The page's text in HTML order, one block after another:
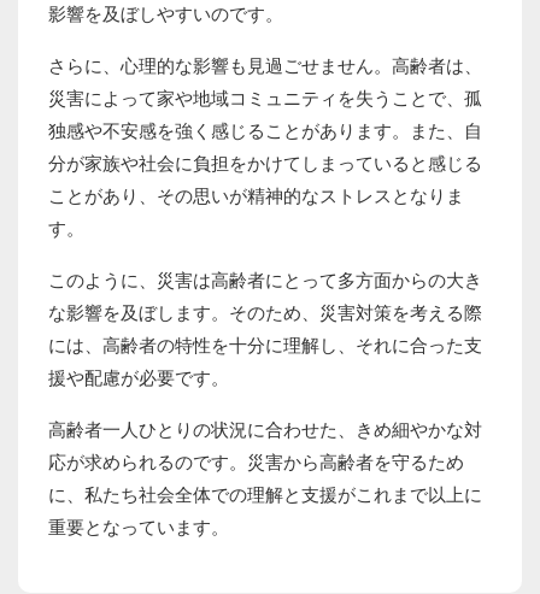
影響を及ぼしやすいのです。
さらに、心理的な影響も見過ごせません。高齢者は、
災害によって家や地域コミュニティを失うことで、孤
独感や不安感を強く感じることがあります。また、自
分が家族や社会に負担をかけてしまっていると感じる
ことがあり、その思いが精神的なストレスとなりま
す。
このように、災害は高齢者にとって多方面からの大き
な影響を及ぼします。そのため、災害対策を考える際
には、高齢者の特性を十分に理解し、それに合った支
援や配慮が必要です。
高齢者一人ひとりの状況に合わせた、きめ細やかな対
応が求められるのです。災害から高齢者を守るため
に、私たち社会全体での理解と支援がこれまで以上に
重要となっています。